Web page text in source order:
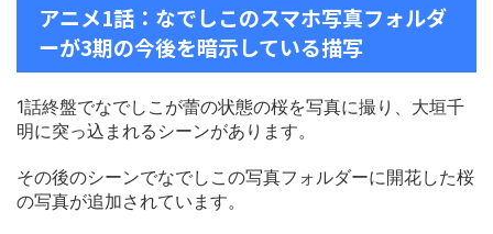
アニメ1話：なでしこのスマホ写真フォルダ
ーが3期の今後を暗示している描写
1話終盤でなでしこが蕾の状態の桜を写真に撮り、大垣千
明に突っ込まれるシーンがあります。
その後のシーンでなでしこの写真フォルダーに開花した桜
の写真が追加されています。